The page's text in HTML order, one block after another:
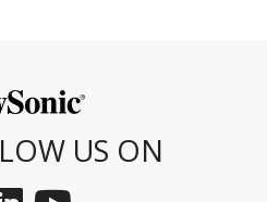
US ON